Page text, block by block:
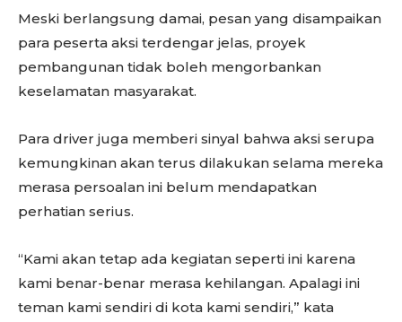
Meski berlangsung damai, pesan yang disampaikan
para peserta aksi terdengar jelas, proyek
pembangunan tidak boleh mengorbankan
keselamatan masyarakat.
Para driver juga memberi sinyal bahwa aksi serupa
kemungkinan akan terus dilakukan selama mereka
merasa persoalan ini belum mendapatkan
perhatian serius.
“Kami akan tetap ada kegiatan seperti ini karena
kami benar-benar merasa kehilangan. Apalagi ini
teman kami sendiri di kota kami sendiri,” kata